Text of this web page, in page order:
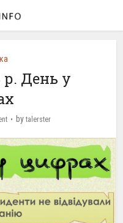
р. День у
by talerster